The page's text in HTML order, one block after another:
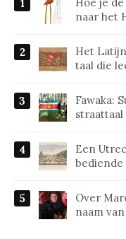
naar het
Het
taal die
Fawaka:
straattaal
Een
bediende
Over
naam